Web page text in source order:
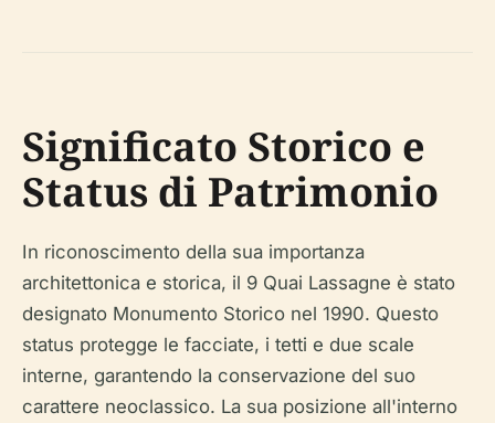
Significato Storico e
Status di Patrimonio
In riconoscimento della sua importanza
architettonica e storica, il 9 Quai Lassagne è stato
designato Monumento Storico nel 1990. Questo
status protegge le facciate, i tetti e due scale
interne, garantendo la conservazione del suo
carattere neoclassico. La sua posizione all'interno